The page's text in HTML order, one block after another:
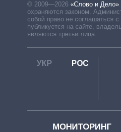
© 2009—2026 «Слово и Дело».
охраняются законом.
собой право не соглашаться
публикуется на сайте,
являются третьи лица.
УКР РОС
МОНИТОРИНГ